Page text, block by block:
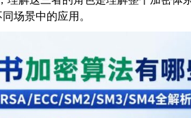
场景中的应用。